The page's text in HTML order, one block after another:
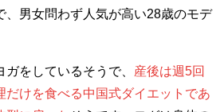
、男女問わず人気が高い28歳のモデ
をしているそうで、 産後は週5回
だけを食べる中国式ダイエットであ